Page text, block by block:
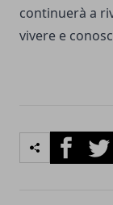
continuerà a
vivere e
Facebook